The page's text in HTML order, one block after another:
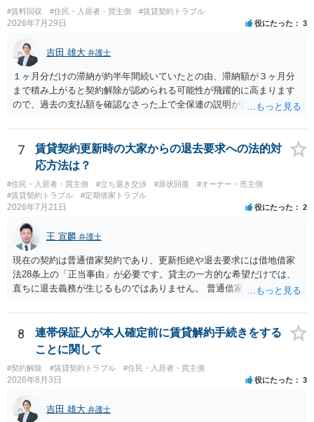
や解釈の問題になりますので、弁護士へ直接相談されることをお勧め
します。
#賃料回収 #住民・入居者・買主側 #賃貸契約トラブル
2026年7月29日 役にたった 3
吉田 雄大 弁護士
１ヶ月分だけの滞納が約半年間続いていたとの由、滞納額が３ヶ月分
まで積み上がると契約解除が認められる可能性が飛躍的に高まります
ので、過去の支払額を確認なさった上で全保連の説明が正しければ、
た理由は気になるところですが、中身のある返答は期待できないと思
います。
7
賃貸契約更新時の大家からの退去要求への法的対
応方法は？
#住民・入居者・買主側 #立ち退き交渉 #原状回復
#オーナー・売主側
#賃貸契約トラブル
#定期借家トラブル
2026年7月21日 役にたった 2
王 宣麟 弁護士
現在の契約は普通借家契約であり、更新拒絶や退去要求には借地借家
法28条上の「正当事由」が必要です。貸主の一方的な希望だけでは、
直ちに退去義務が生じるものではありません。 普通借家契約から定期
新たな定期借家契約を締結する形になりますが、これは任意の合意が
前提であり、借主が同意しなければ成立しません。 12年間の居住実
績、子どもの学校や地域とのつながり、転居費用の準備が困難な事情
などは、借主側の強い居住継続の必要性として正当事由判断において
重視される要素ですので、貸主側にかなり具体的な事情と立退料など
がない限り、更新拒絶が認められるハードルは一般的に高いと考えら
れます。 建物が未登記であること自体は、賃貸借契約の有効性を直ち
に否定するものではなく、引渡しがされていれば賃貸借の効力は原則
8
連帯保証人が本人確定前に賃貸解約手続きをする
ことに関して
#契約解除 #賃貸契約トラブル #住民・入居者・買主側
2026年8月3日 役にたった 3
吉田 雄大 弁護士